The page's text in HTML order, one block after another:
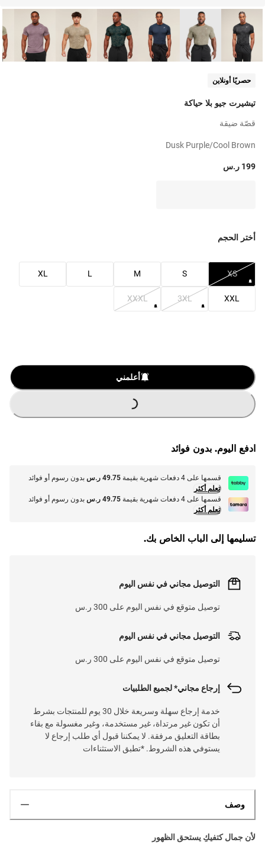
حصريًا أونلاين
تيشيرت جيو بلا حياكة
قصّة ضيقة
Dusk Purple/cool Brown
199 ر.س
أختر الحجم
XS
S
M
L
XL
XXL
3XL
XXXL
أعلمني
G
.
ادفع اليوم. بدون فوائد
قسمها على 4 دفعات شهرية بقيمة 49.75 ر.س
بدون رسوم أو فوائد
تعلم أكثر
قسمها على 4 دفعات شهرية بقيمة
49.75 ر.س
بدون رسوم أو فوائد
تعلم أكثر
تسليمها إلى الباب الخاص بك.
التوصيل مجاني في نفس اليوم
توصيل متوقع في نفس اليوم على 300 ر.س
التوصيل مجاني في نفس اليوم
توصيل متوقع في نفس اليوم على 300 ر.س
إرجاع مجاني* لجميع الطلبيات
خدمة إرجاع سهلة وسريعة خلال 30 يوم للمنتجات بشرط
أن تكون غير مرتداة، غير مستخدمة، وغير مغسولة مع بقاء
بطاقة التعليق مرفقة. لا يمكننا قبول أي طلب إرجاع لا
يستوفي هذه الشروط. *تطبق الاستثناءات
وصف
لأن جمال كتفيكِ يستحق الظهور